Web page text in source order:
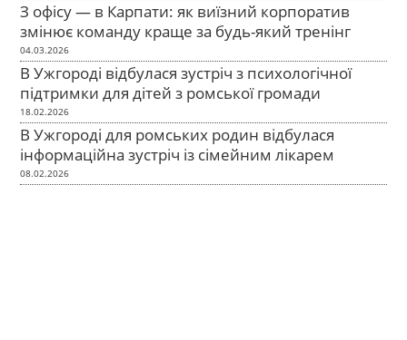
З офісу — в Карпати: як виїзний корпоратив
змінює команду краще за будь-який тренінг
04.03.2026
В Ужгороді відбулася зустріч з психологічної
підтримки для дітей з ромської громади
18.02.2026
В Ужгороді для ромських родин відбулася
інформаційна зустріч із сімейним лікарем
08.02.2026